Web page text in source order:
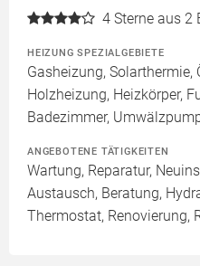
4 Sterne aus 2
HEIZUNG SPEZIALGEBIETE
Gasheizung, Solarthermie,
Holzheizung, Heizkörper,
Badezimmer,
ANGEBOTENE TÄTIGKEITEN
Wartung, Reparatur,
Austausch, Beratung,
Thermostat, Renovierung,